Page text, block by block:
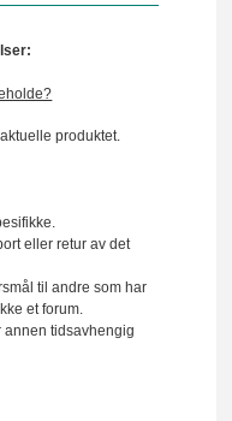
produktet.
eller retur av det
til andre som har
et forum.
annen tidsavhengig